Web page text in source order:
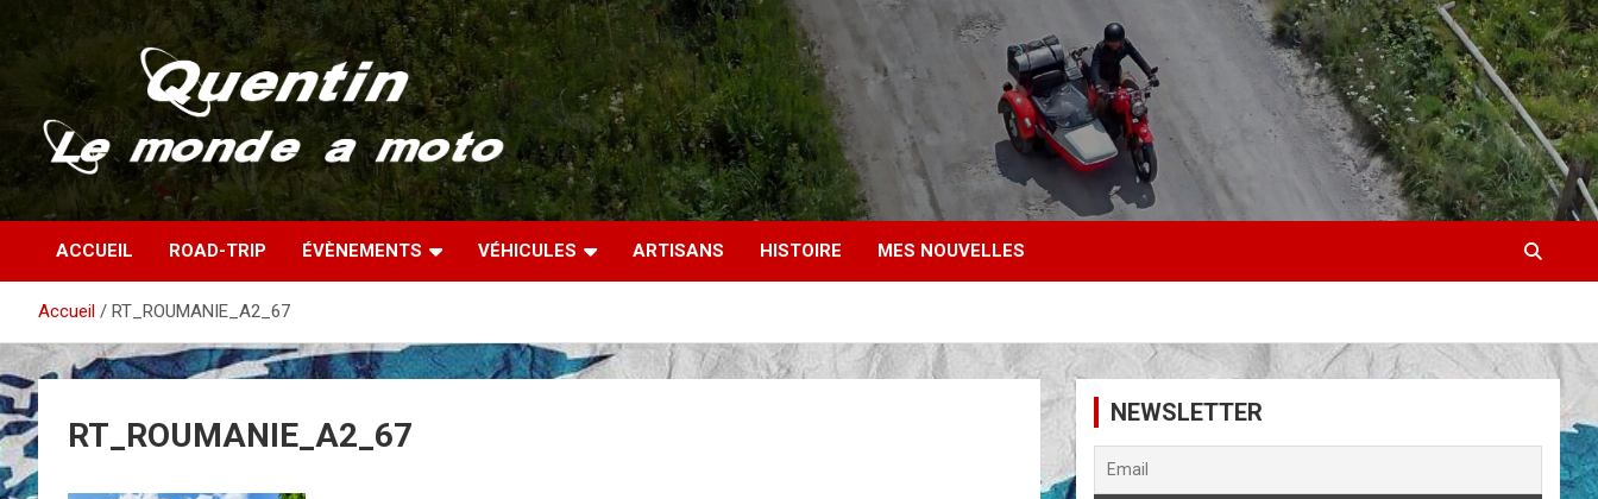
au
contenu
Quentin – Le monde à
moto
Partez à la découverte du monde en vieille bécane
ACCUEIL ROAD-TRIP ÉVÈNEMENTS VÉHICULES ARTISANS HISTOIRE MES NOUVELLES
Accueil RT_ROUMANIE_A2_67
RT_ROUMANIE_A2_67
NEWSLETTER